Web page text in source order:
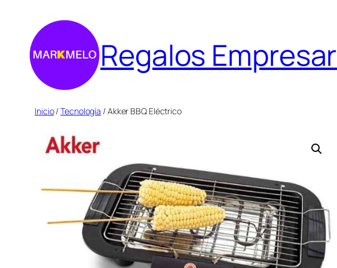
contenido
Regalos
Inicio/Tecnología / Akker BBQ Eléctrico